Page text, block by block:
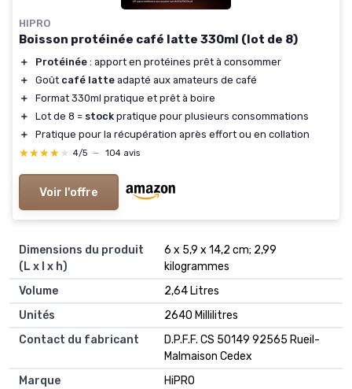
HIPRO
Boisson protéinée café latte 330ml (lot de 8)
＋ Protéinée : apport en protéines prêt à consommer
＋
Goût café latte adapté aux amateurs de café
＋
Format 330ml pratique et prêt à boire
＋
Lot de 8 = stock pratique pour plusieurs consommations
＋
Pratique pour la récupération après effort ou en collation
★★★★★
★★★★★ 4/5 — 104 avis
Voir l'offre
Dimensions du produit
(L x l x h)
‎6 x 5,9 x 14,2 cm; 2,99
kilogrammes
Volume
‎2,64 Litres
Unités
‎2640 Millilitres
Contact du fabricant
‎D.P.F.F. CS 50149 92565 Rueil-
Malmaison Cedex
Marque
‎HiPRO